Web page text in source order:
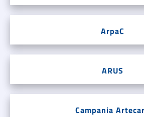
ArpaC
ARUS
Campania